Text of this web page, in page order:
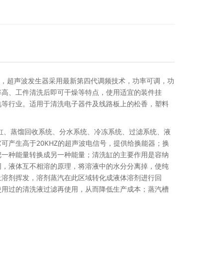
超声波发生器采用最新第四代调频技术，功率可调，功
、工件清洗后即可干燥等特点，使用适宜的装件挂
行业。适用于清洗电子器件及线路板上的松香，塑料
蒸馏回收系统、分水系统、冷冻系统、过滤系统、液
产生高于20KHZ的超声波电信号，提供给换能器；换
种能量转换成另一种能量；清洗缸的主要作用是容纳
液体互不相溶的原理，将溶液中的水分分离掉，使纯
剂挥发，溶剂蒸汽在此区域转化成液体溶剂进行回
过的清洗液过滤再使用，从而降低生产成本；蒸汽槽